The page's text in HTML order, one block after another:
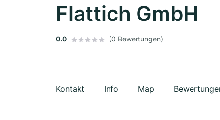
Flattich GmbH
0.0 (0 Bewertungen)
Kontakt Info Map